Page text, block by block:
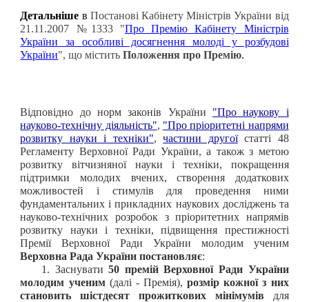
Детальніше в Постанові Кабінету Міністрів України від
21.11.2007 №1333 "Про Премію Кабінету Міністрів
України за особливі досягнення молоді у розбудові
України", що міститьПоложення про Премію.
Відповідно до норм законів України "Про наукову і
науково-технічну діяльність", "Про пріоритетні напрями
розвитку науки і техніки",частини другоїстатті 48
Регламенту Верховної Ради України, а також з метою
розвитку вітчизняної науки і техніки, покращення
підтримки молодих вчених, створення додаткових
можливостей і стимулів для проведення ними
фундаментальних і прикладних наукових досліджень та
науково-технічних розробок з пріоритетних напрямів
розвитку науки і техніки, підвищення престижності
Премії Верховної Ради України молодим ученим
Верховна Рада України постановляє:
1. Заснувати50 премій Верховної Ради України
молодим ученим(далі - Премія),розмір кожної з них
становить шістдесят прожиткових мінімумів для